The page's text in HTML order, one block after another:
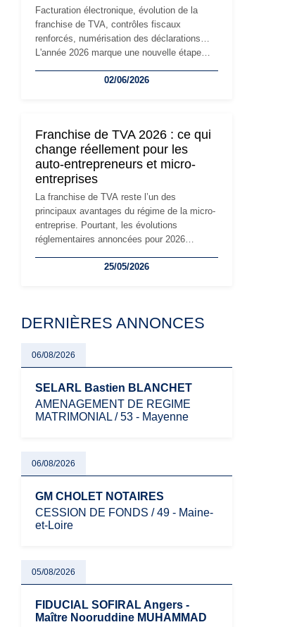
Facturation électronique, évolution de la
franchise de TVA, contrôles fiscaux
renforcés, numérisation des déclarations…
L'année 2026 marque une nouvelle étape
travailleurs indépendants. Si le régime de la
réglementaire plus exigeant. Décryptage des
principaux changements et des précautions
à prendre pour éviter les mauvaises
surprises.
02/06/2026
Franchise de TVA 2026 : ce qui
change réellement pour les
auto-entrepreneurs et micro-
entreprises
La franchise de TVA reste l’un des
principaux avantages du régime de la micro-
entreprise. Pourtant, les évolutions
réglementaires annoncées pour 2026
les auto-entrepreneurs, artisans et
évoluent dans un contexte de contrôle
oblige les indépendants à rester
particulièrement vigilants.
25/05/2026
DERNIÈRES ANNONCES
06/08/2026
SELARL Bastien BLANCHET
AMENAGEMENT DE REGIME
MATRIMONIAL / 53 - Mayenne
06/08/2026
GM CHOLET NOTAIRES
CESSION DE FONDS / 49 - Maine-
et-Loire
05/08/2026
FIDUCIAL SOFIRAL Angers -
Maître Nooruddine MUHAMMAD